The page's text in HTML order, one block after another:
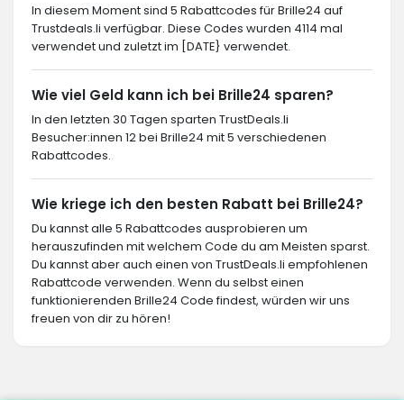
In diesem Moment sind 5 Rabattcodes für Brille24 auf
Trustdeals.li verfügbar. Diese Codes wurden 4114 mal
verwendet und zuletzt im [DATE} verwendet.
Wie viel Geld kann ich bei Brille24 sparen?
In den letzten 30 Tagen sparten TrustDeals.li
Besucher:innen 12 bei Brille24 mit 5 verschiedenen
Rabattcodes.
Wie kriege ich den besten Rabatt bei Brille24?
Du kannst alle 5 Rabattcodes ausprobieren um
herauszufinden mit welchem Code du am Meisten sparst.
Du kannst aber auch einen von TrustDeals.li empfohlenen
Rabattcode verwenden. Wenn du selbst einen
funktionierenden Brille24 Code findest, würden wir uns
freuen von dir zu hören!